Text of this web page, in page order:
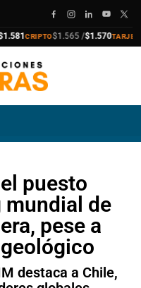
CRIPTO
compra$1.565 /
venta $1.570TARJETA
compra
venta
puesto
mundial de
pese a
destaca a Chile,